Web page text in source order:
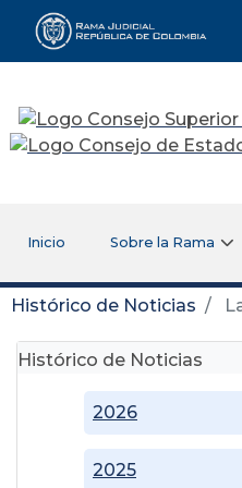
Rama Judicial
Inicio Sobre la Rama
Histórico de Noticias
Histórico de Noticias
2025
2026